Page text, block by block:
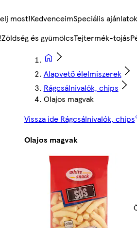
most!KedvenceimSpeciális ajánlatok
Zöldség és gyümölcsTejtermék-tojás
Alapvető élelmiszerek
Rágcsálnivalók, chips
Olajos magvak
Vissza ide Rágcsálnivalók, chips
Olajos magvak